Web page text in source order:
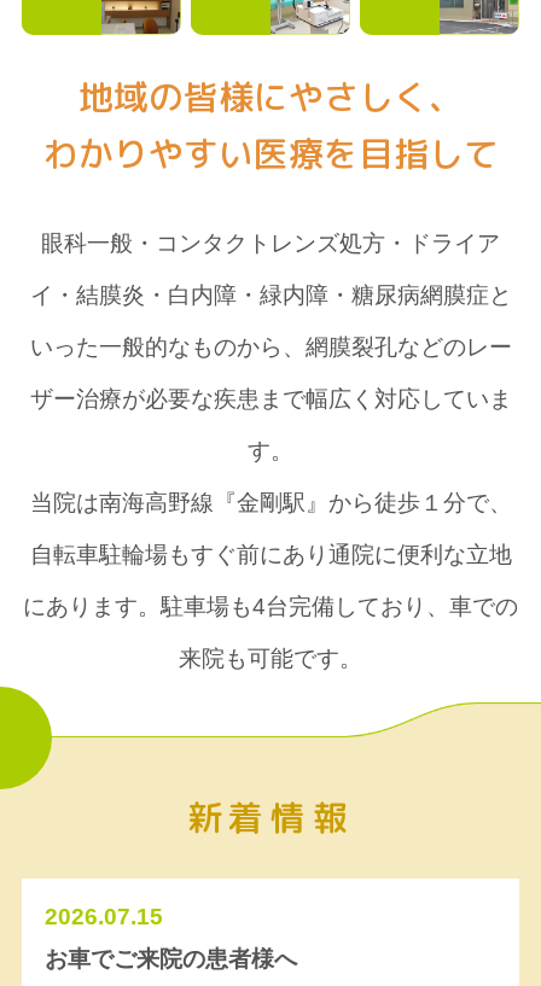
地域の皆様にやさしく、
わかりやすい医療を目指して
眼科一般・コンタクトレンズ処方・ドライア
イ・結膜炎・白内障・緑内障・糖尿病網膜症と
いった一般的なものから、網膜裂孔などのレー
ザー治療が必要な疾患まで幅広く対応していま
す。
当院は南海高野線『金剛駅』から徒歩１分で、
自転車駐輪場もすぐ前にあり通院に便利な立地
にあります。駐車場も4台完備しており、車での
来院も可能です。
新着情報
2026.07.15
お車でご来院の患者様へ